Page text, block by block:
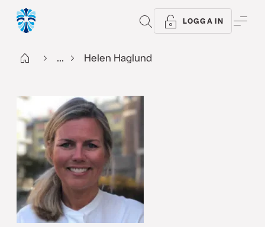
SÖK LOGGA IN
Start ... Helen Haglund